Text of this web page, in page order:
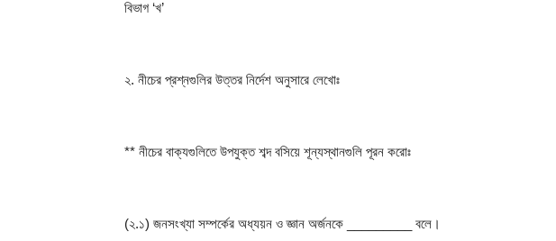
বিভাগ ‘খ’
২. নীচের প্রশ্নগুলির উত্তর নির্দেশ অনুসারে লেখোঃ
** নীচের বাক্যগুলিতে উপযুক্ত শব্দ বসিয়ে শূন্যস্থানগুলি পূরন করোঃ
(২.১) জনসংখ্যা সম্পর্কের অধ্যয়ন ও জ্ঞান অর্জনকে _________ বলে।